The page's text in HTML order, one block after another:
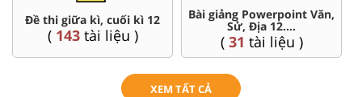
Chuyên đề dạy thêm Toán,
Lí, Hóa ...12
( 104tài liệu )
Đề thi HSG 12
(4tài liệu )
XEM TẤT CẢ